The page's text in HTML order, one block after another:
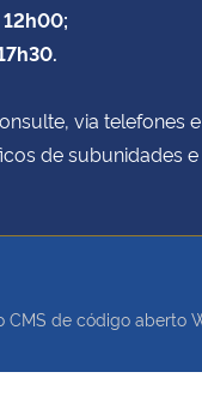
via telefones
de subunidades
CMS de código aberto